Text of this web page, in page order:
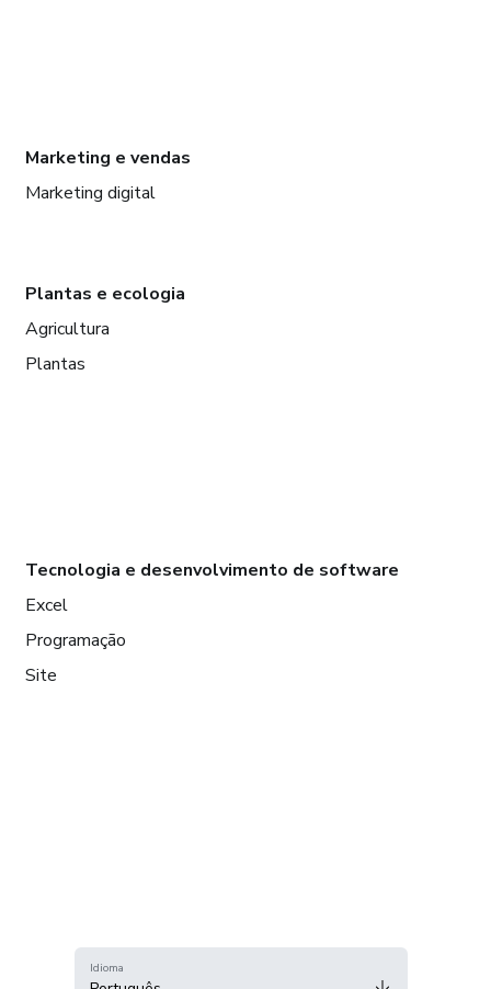
Marketing e vendas
Marketing digital
Plantas e ecologia
Agricultura
Plantas
Tecnologia e desenvolvimento de software
Excel
Programação
Site
Idioma